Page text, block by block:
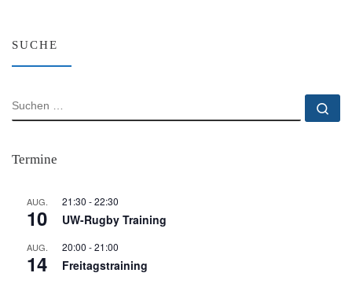
SUCHE
SUCHE
Termine
AUG.
10
21:30 -22:30
UW-Rugby Training
AUG.
14
20:00 -21:00
Freitagstraining